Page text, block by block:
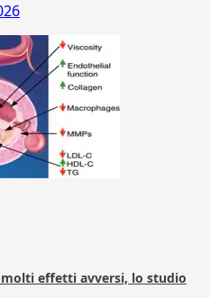
effetti avversi, lo studio